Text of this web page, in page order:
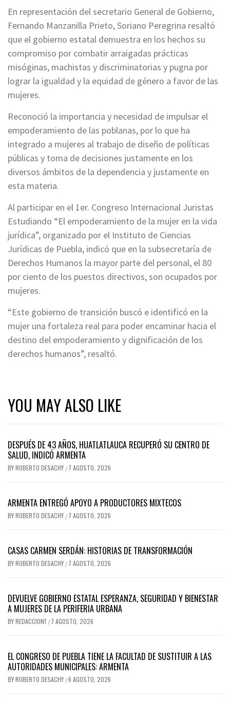
En representación del secretario General de Gobierno,
Fernando Manzanilla Prieto, Soriano Peregrina resaltó
que el gobierno estatal demuestra en los hechos su
compromiso por combatir arraigadas prácticas
misóginas, machistas y discriminatorias y pugna por
lograr la igualdad y la equidad de género a favor de las
mujeres.
Reconoció la importancia y necesidad de impulsar el
empoderamiento de las poblanas, por lo que ha
integrado a mujeres al trabajo de diseño de políticas
públicas y toma de decisiones justamente en los
diversos ámbitos de la dependencia y justamente en
esta materia.
Al participar en el 1er. Congreso Internacional Juristas
Estudiando “El empoderamiento de la mujer en la vida
jurídica”, organizado por el Instituto de Ciencias
Jurídicas de Puebla, indicó que en la subsecretaría de
Derechos Humanos la mayor parte del personal, el 80
por ciento de los puestos directivos, son ocupados por
mujeres.
“Este gobierno de transición buscó e identificó en la
mujer una fortaleza real para poder encaminar hacia el
destino del empoderamiento y dignificación de los
derechos humanos”, resaltó.
YOU MAY ALSO LIKE
DESPUÉS DE 43 AÑOS, HUATLATLAUCA RECUPERÓ SU CENTRO DE
SALUD, INDICÓ ARMENTA
BYROBERTO DESACHY / 7 AGOSTO, 2026
ARMENTA ENTREGÓ APOYO A PRODUCTORES MIXTECOS
BYROBERTO DESACHY / 7 AGOSTO, 2026
CASAS CARMEN SERDÁN: HISTORIAS DE TRANSFORMACIÓN
BYROBERTO DESACHY / 7 AGOSTO, 2026
DEVUELVE GOBIERNO ESTATAL ESPERANZA, SEGURIDAD Y BIENESTAR
A MUJERES DE LA PERIFERIA URBANA
BYREDACCION1 / 7 AGOSTO, 2026
EL CONGRESO DE PUEBLA TIENE LA FACULTAD DE SUSTITUIR A LAS
AUTORIDADES MUNICIPALES: ARMENTA
BYROBERTO DESACHY /6 AGOSTO, 2026